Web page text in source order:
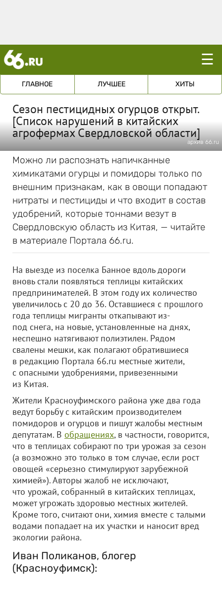
☰
ГЛАВНОЕ ЛУЧШЕЕ ХИТЫ
Сезон пестицидных огурцов открыт.
[Список нарушений в китайских
агрофермах Свердловской области]
архив 66.ru
Можно ли распознать напичканные
химикатами огурцы и помидоры только по
внешним признакам, как в овощи попадают
нитраты и пестициды и что входит в состав
удобрений, которые тоннами везут в
Свердловскую область из Китая, — читайте
в материале Портала 66.ru.
На выезде из поселка Банное вдоль дороги
вновь стали появляться теплицы китайских
предпринимателей. В этом году их количество
увеличилось с 20 до 36. Оставшиеся с прошлого
года теплицы мигранты откапывают из-
под снега, на новые, установленные на днях,
неспешно натягивают полиэтилен. Рядом
свалены мешки, как полагают обратившиеся
в редакцию Портала 66.ru местные жители,
с опасными удобрениями, привезенными
из Китая.
Жители Красноуфимского района уже два года
ведут борьбу с китайским производителем
помидоров и огурцов и пишут жалобы местным
депутатам. В обращениях, в частности, говорится,
что в теплицах собирают по три урожая за сезон
(а возможно это только в том случае, если рост
овощей «серьезно стимулируют зарубежной
химией»). Авторы жалоб не исключают,
что урожай, собранный в китайских теплицах,
может угрожать здоровью местных жителей.
Кроме того, считают они, химия вместе с талыми
водами попадает на их участки и наносит вред
экологии района.
Иван Поликанов, блогер
(Красноуфимск):